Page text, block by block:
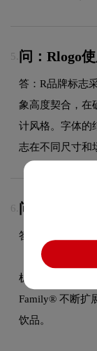
5. 问：Rlogo
答：R品牌标志
象高度契合，在
计风格。字体的
志在不同尺寸和
6. 问：Rlogo
答：1961 年，
（Paradise）
机果汁装瓶的传
Family® 不断扩
饮品。